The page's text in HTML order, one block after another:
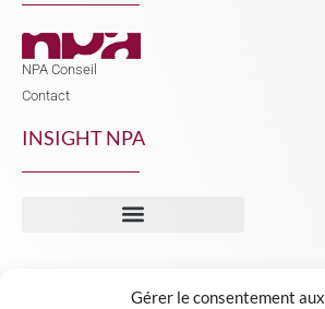
Gérer le consentement aux
NPA Conseil
Contact
INSIGHT NPA